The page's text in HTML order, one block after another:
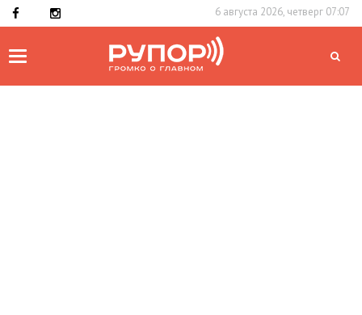
6 августа 2026, четверг 07:07
Toggle